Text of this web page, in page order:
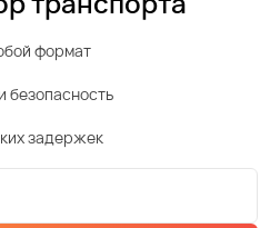
формат
безопасность
задержек